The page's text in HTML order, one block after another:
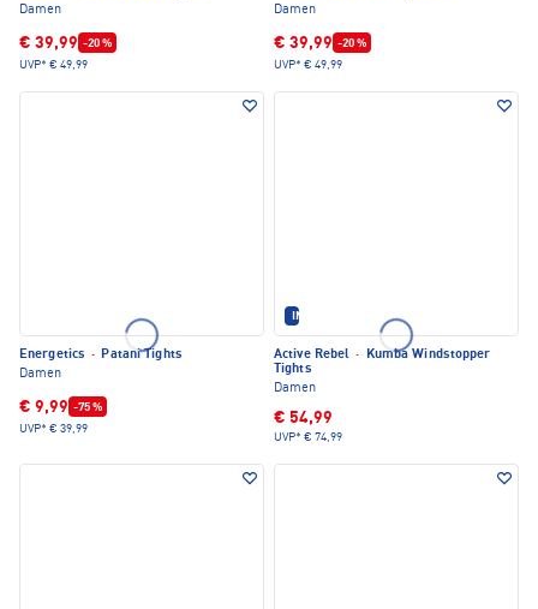
Damen
€ 39,99 -20 %
UVP* € 49,99
Damen
€ 39,99 -20 %
UVP* € 49,99
Energetics · Patani Tights
Damen
€ 9,99 -75 %
UVP* € 39,99
IM SET ERHÄLTLICH
Active Rebel ·
Kumba Windstopper
Tights
Damen
€ 54,99
UVP* € 74,99